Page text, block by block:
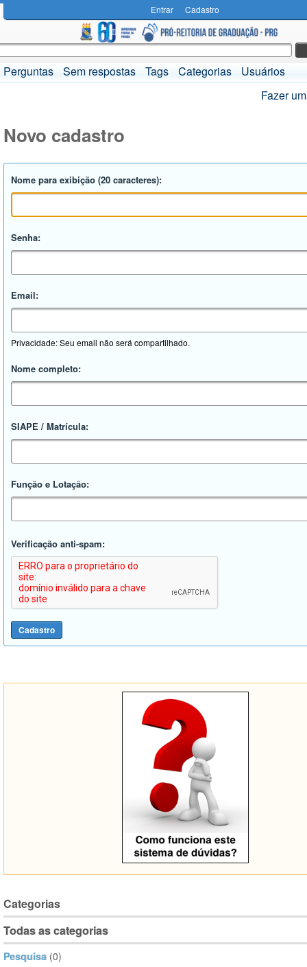
Entrar Cadastro
Perguntas Sem respostas Tags Categorias
Usuários
Fazer
Novo cadastro
Nome para exibição (20 caracteres):
Senha:
Email:
Privacidade: Seu email não será compartilhado.
Nome completo:
SIAPE / Matrícula:
Função e Lotação:
Verificação anti-spam:
Categorias
Todas as categorias
Pesquisa (0)